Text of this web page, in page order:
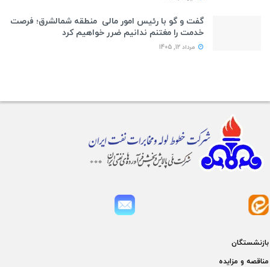
گفت و گو با رئیس امور مالی منطقه شمالشرق؛ فرصت
خدمت را مغتنم ندانیم ضرر خواهیم کرد
مرداد 12, 1405
بازنشستگان
مناقصه و مزايده